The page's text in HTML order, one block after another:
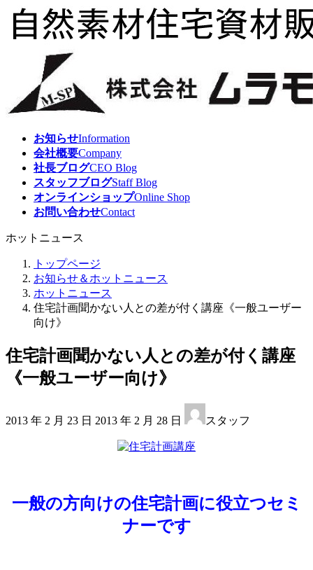
コ
テ
キ
ナ
ゲ
に
お知らせInformation
会社概要Company
社長ブログCEO Blog
スタッフブログStaff Blog
オンラインショップOnline Shop
お問い合わせContact
ホットニュース
トップページ
お知らせ＆ホットニュース
ホットニュース
住宅計画聞かない人との差が付く講座《一般ユーザー
向け》
住宅計画聞かない人との差が付く講座
《一般ユーザー向け》
2013 年 2 月 23 日 終
:
2013 年 2 月 28 日 スタッフ
一般の方向けの住宅計画に役立つセミ
ナーです